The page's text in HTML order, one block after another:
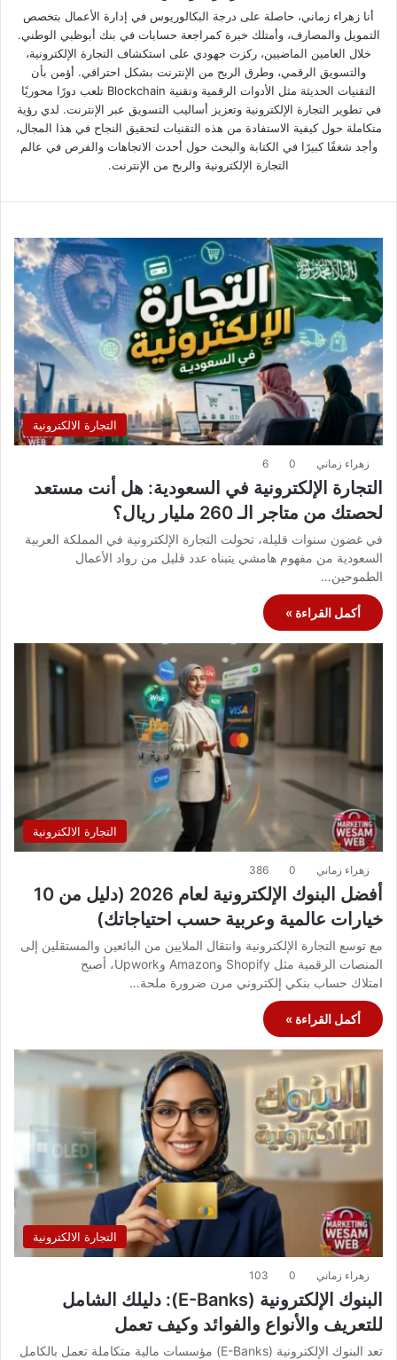
أنا زهراء زماني، حاصلة على درجة البكالوريوس في إدارة الأعمال بتخصص
التمويل والمصارف، وأمتلك خبرة كمراجعة حسابات في بنك أبوظبي الوطني.
خلال العامين الماضيين، ركزت جهودي على استكشاف التجارة الإلكترونية،
والتسويق الرقمي، وطرق الربح من الإنترنت بشكل احترافي. أؤمن بأن
التقنيات الحديثة مثل الأدوات الرقمية وتقنية Blockchain تلعب دورًا محوريًا
في تطوير التجارة الإلكترونية وتعزيز أساليب التسويق عبر الإنترنت. لدي رؤية
متكاملة حول كيفية الاستفادة من هذه التقنيات لتحقيق النجاح في هذا المجال،
وأجد شغفًا كبيرًا في الكتابة والبحث حول أحدث الاتجاهات والفرص في عالم
التجارة الإلكترونية والربح من الإنترنت.
التجارة الالكترونية
زهراء زماني 0
6
التجارة الإلكترونية في السعودية: هل أنت مستعد
لحصتك من متاجر الـ 260 مليار ريال؟
في غضون سنوات قليلة، تحولت التجارة الإلكترونية في المملكة العربية
السعودية من مفهوم هامشي يتبناه عدد قليل من رواد الأعمال
الطموحين…
أكمل القراءة »
التجارة الالكترونية
زهراء زماني 0
386
أفضل البنوك الإلكترونية لعام 2026 (دليل من 10
خيارات عالمية وعربية حسب احتياجاتك)
مع توسع التجارة الإلكترونية وانتقال الملايين من البائعين والمستقلين إلى
المنصات الرقمية مثل Shopify وAmazon وUpwork، أصبح
امتلاك حساب بنكي إلكتروني مرن ضرورة ملحة…
أكمل القراءة »
التجارة الالكترونية
زهراء زماني 0
103
البنوك الإلكترونية (E-Banks): دليلك الشامل
للتعريف والأنواع والفوائد وكيف تعمل
تعد البنوك الإلكترونية (E-Banks) مؤسسات مالية متكاملة تعمل بالكامل